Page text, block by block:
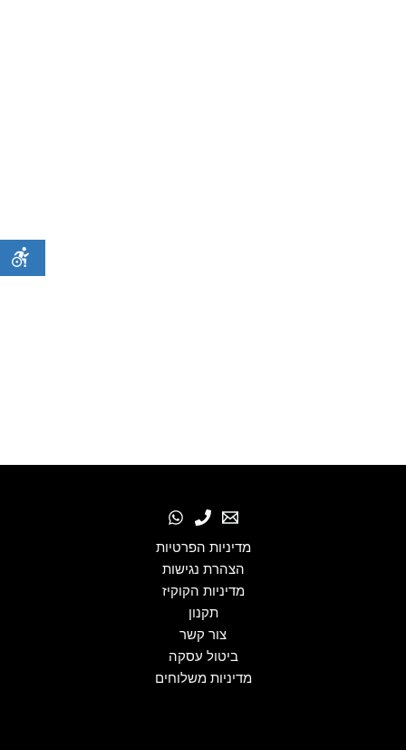
מדיניות הפרטיות
הצהרת נגישות
מדיניות הקוקיז
תקנון
צור קשר
ביטול עסקה
מדיניות משלוחים